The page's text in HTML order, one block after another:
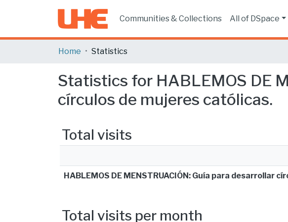
Communities & Collections All of DSpace
Home Statistics
Statistics for HABLEMOS DE
círculos de mujeres católicas.
Total visits
HABLEMOS DE MENSTRUACIÓN: Guía para desarrollar
Total visits per month